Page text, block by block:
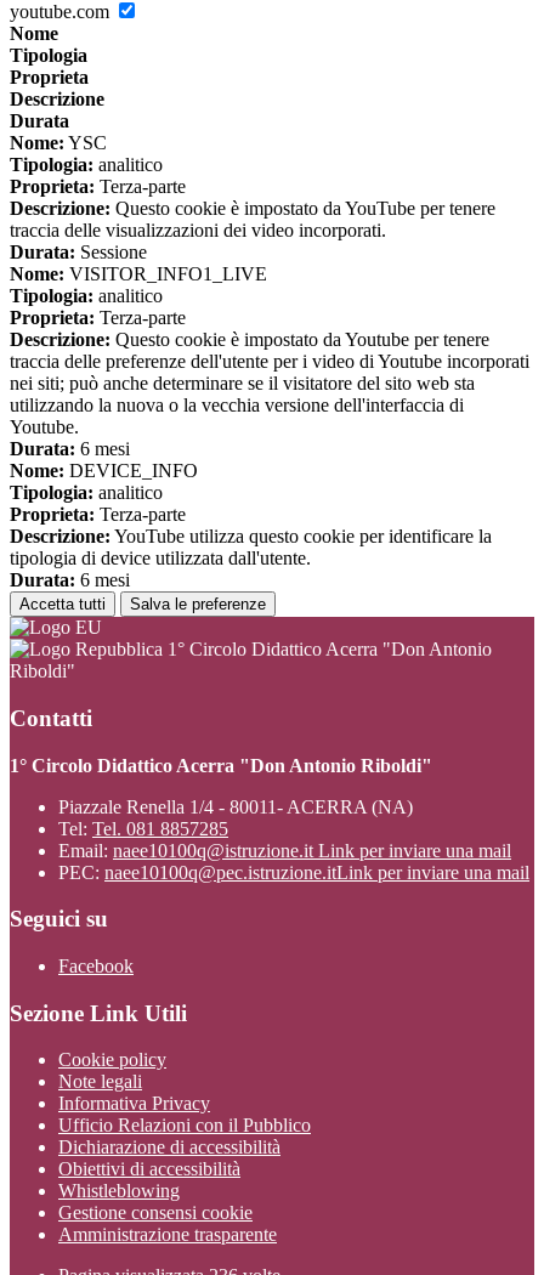
youtube.com
Nome
Tipologia
Proprieta
Descrizione
Durata
Nome: YSC
Tipologia: analitico
Proprieta: Terza-parte
Descrizione: Questo cookie è impostato da YouTube per tenere
traccia delle visualizzazioni dei video incorporati.
Durata: Sessione
Nome: VISITOR_INFO1_LIVE
Tipologia: analitico
Proprieta: Terza-parte
Descrizione: Questo cookie è impostato da Youtube per tenere
traccia delle preferenze dell'utente per i video di Youtube incorporati
nei siti; può anche determinare se il visitatore del sito web sta
utilizzando la nuova o la vecchia versione dell'interfaccia di
Youtube.
Durata: 6 mesi
Nome: DEVICE_INFO
Tipologia: analitico
Proprieta: Terza-parte
Descrizione: YouTube utilizza questo cookie per identificare la
tipologia di device utilizzata dall'utente.
Durata: 6 mesi
Accetta tutti Salva le preferenze
1° Circolo Didattico Acerra "Don Antonio
Riboldi"
Contatti
1° Circolo Didattico Acerra "Don Antonio Riboldi"
Piazzale Renella 1/4 - 80011- ACERRA (NA)
Tel: Tel. 081 8857285
Email: naee10100q@istruzione.it Link per inviare una mail
PEC: naee10100q@pec.istruzione.itLink per inviare una mail
Seguici su
Facebook
Sezione Link Utili
Cookie policy
Note legali
Informativa Privacy
Ufficio Relazioni con il Pubblico
Dichiarazione di accessibilità
Obiettivi di accessibilità
Whistleblowing
Gestione consensi cookie
Amministrazione trasparente